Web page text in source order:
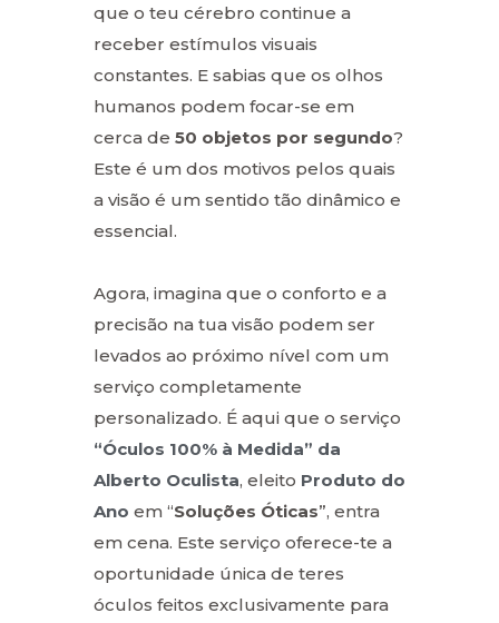
que o teu cérebro continue a
receber estímulos visuais
constantes. E sabias que os olhos
humanos podem focar-se em
cerca de 50 objetos por segundo?
Este é um dos motivos pelos quais
a visão é um sentido tão dinâmico e
essencial.
Agora, imagina que o conforto e a
precisão na tua visão podem ser
levados ao próximo nível com um
serviço completamente
personalizado. É aqui que o serviço
“Óculos 100% à Medida” da
Alberto Oculista, eleito Produto do
Ano em “Soluções Óticas”, entra
em cena. Este serviço oferece-te a
oportunidade única de teres
óculos feitos exclusivamente para